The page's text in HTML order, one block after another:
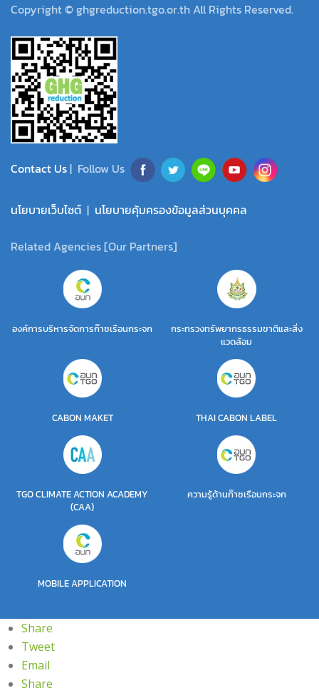
Copyright © ghgreduction.tgo.or.th All Rights Reserved.
Contact Us| Follow Us
นโยบายเว็บไซต์ | นโยบายคุ้มครองข้อมูลส่วนบุคคล
Related Agencies [Our Partners]
องค์การบริหารจัดการก๊าซเรือนกระจก
กระทรวงทรัพยากรธรรมชาติและสิ่ง
แวดล้อม
CABON MAKET THAI CABON LABEL
TGO CLIMATE ACTION ACADEMY
(CAA)
ความรู้ด้านก๊าซเรือนกระจก
MOBILE APPLICATION
Share
Tweet
Email
Share